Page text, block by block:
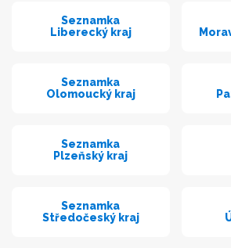
Seznamka
Liberecký kraj
Seznamka
Olomoucký kraj
Seznamka
Plzeňský kraj
Seznamka
Středočeský kraj